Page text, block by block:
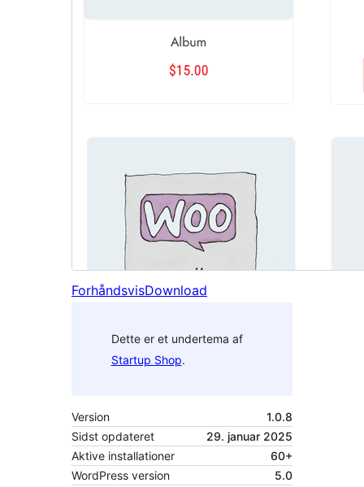
ForhåndsvisDownload
Dette er et undertema af
Startup Shop.
Version
1.0.8
Sidst opdateret
29. januar 2025
Aktive installationer
60+
WordPress version
5.0